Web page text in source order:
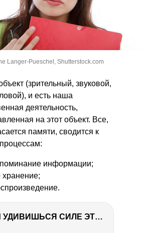
Langer-Pueschel, Shutterstock.com
(зрительный, звуковой,
и есть наша
деятельность,
на этот объект. Все,
памяти, сводится к
информации;
ТЫ УДИВИШЬСЯ СИЛЕ ЭТО ЧЕЛОВЕКА! Блог о нашей поездке в Вышний Волочек